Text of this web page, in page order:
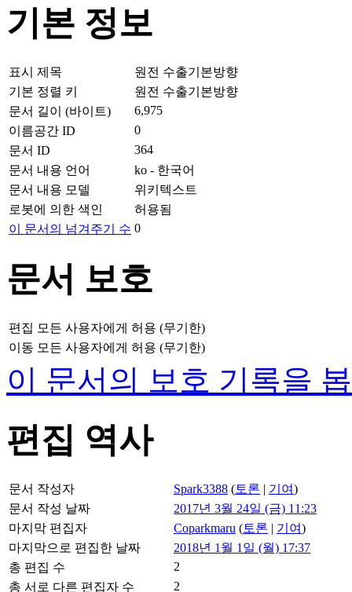
기본 정보
표시 제목
원전 수출기본방향
기본 정렬 키
원전 수출기본방향
문서 길이 (바이트)
6,975
이름공간 ID
0
문서 ID
364
문서 내용 언어
ko - 한국어
문서 내용 모델
위키텍스트
로봇에 의한 색인
허용됨
이 문서의 넘겨주기 수 0
문서 보호
편집 모든 사용자에게 허용 (무기한)
이동 모든 사용자에게 허용 (무기한)
이 문서의 보호 기록을
편집 역사
문서 작성자 Spark3388 (토론 | 기여)
문서 작성 날짜
2017년 3월 24일 (금) 11:23
마지막 편집자
Coparkmaru (토론 | 기여)
마지막으로 편집한 날짜
2018년 1월 1일 (월) 17:37
총 편집 수
2
총 서로 다른 편집자 수
2